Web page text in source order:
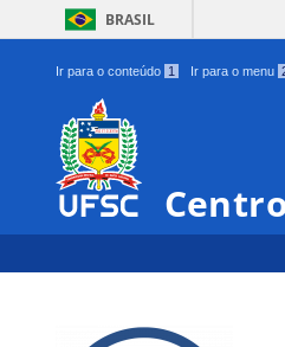
BRASIL
Ir para o conteúdo 1 Ir para o menu